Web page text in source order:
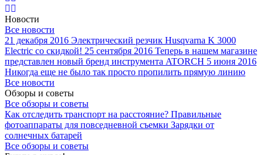
Новости
Все новости
21 декабря 2016 Электрический резчик Husqvarna K 3000
Electric со скидкой! 25 сентября 2016 Теперь в нашем магазине
представлен новый бренд инструмента ATORCH 5 июня 2016
Никогда еще не было так просто пропилить прямую линию
Все новости
Обзоры и советы
Все обзоры и советы
Как отследить транспорт на расстояние? Правильные
фотоаппараты для повседневной съемки Зарядки от
солнечных батарей
Все обзоры и советы